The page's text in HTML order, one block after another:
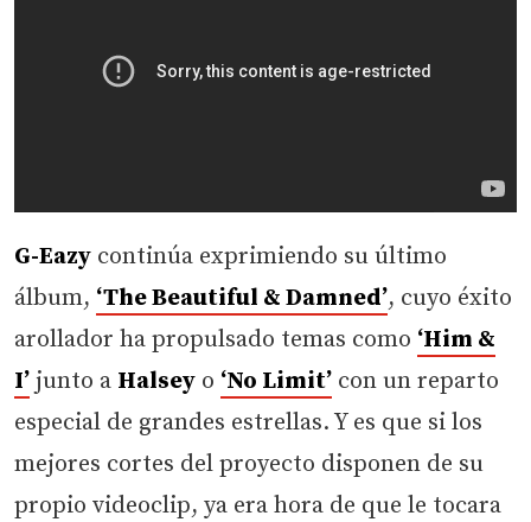
G-Eazy continúa exprimiendo su último
álbum, ‘The Beautiful & Damned’, cuyo éxito
arollador ha propulsado temas como ‘Him &
I’ junto a Halsey o ‘No Limit’ con un reparto
especial de grandes estrellas. Y es que si los
mejores cortes del proyecto disponen de su
propio videoclip, ya era hora de que le tocara